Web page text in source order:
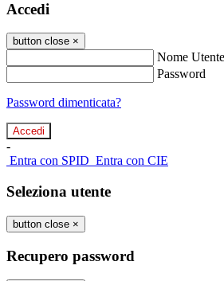
Accedi
button close ×
Nome Utente
Password
Password dimenticata?
-
Entra con SPID Entra con CIE
Seleziona utente
button close ×
Recupero password